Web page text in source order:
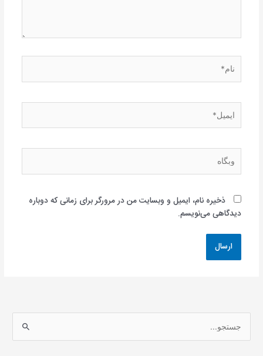
وبگاه
ذخیره نام، ایمیل و وبسایت من در مرورگر برای زمانی که دوباره
دیدگاهی می‌نویسم.